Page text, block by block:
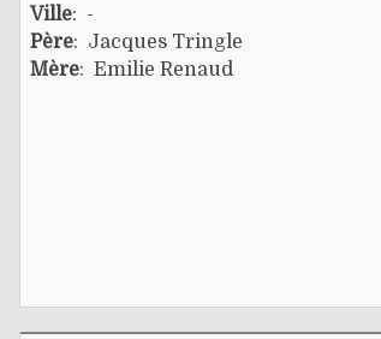
Ville: -
Père: Jacques Tringle
Mère: Emilie Renaud